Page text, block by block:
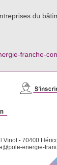
du
franche-
Vinot - 70400
energie-